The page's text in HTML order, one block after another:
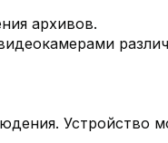
архивов.
Устройство